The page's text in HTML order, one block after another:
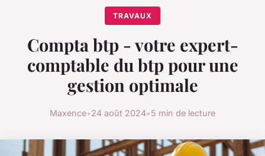
TRAVAUX
Compta btp - votre expert-
comptable du btp pour une
gestion optimale
Maxence•24 août 2024•5 min de lecture